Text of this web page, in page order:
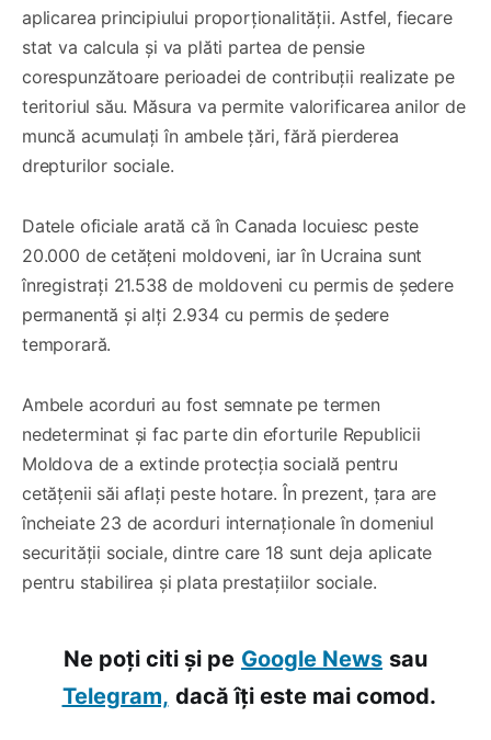
aplicarea principiului proporționalității. Astfel, fiecare
stat va calcula și va plăti partea de pensie
corespunzătoare perioadei de contribuții realizate pe
teritoriul său. Măsura va permite valorificarea anilor de
muncă acumulați în ambele țări, fără pierderea
drepturilor sociale.
Datele oficiale arată că în Canada locuiesc peste
20.000 de cetățeni moldoveni, iar în Ucraina sunt
înregistrați 21.538 de moldoveni cu permis de ședere
permanentă și alți 2.934 cu permis de ședere
temporară.
Ambele acorduri au fost semnate pe termen
nedeterminat și fac parte din eforturile Republicii
Moldova de a extinde protecția socială pentru
cetățenii săi aflați peste hotare. În prezent, țara are
încheiate 23 de acorduri internaționale în domeniul
securității sociale, dintre care 18 sunt deja aplicate
pentru stabilirea și plata prestațiilor sociale.
Ne poți citi și pe Google News sau
Telegram, dacă îți este mai comod.